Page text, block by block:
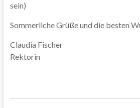
sein)
Sommerliche Grüße und die besten
Claudia Fischer
Rektorin